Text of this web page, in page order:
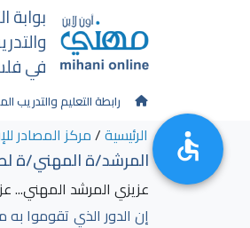
بوابة
في
رابطة التعليم والتدريب
الرئيسية/مركز المصادر
المرشد/ة المهني/ة
عزيزي المرشد المهني...
إن الدور الذي تقوموا به